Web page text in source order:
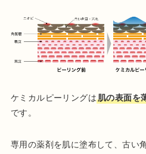
ケミカルピーリングは肌の表面を
です。
専用の薬剤を肌に塗布して、古い